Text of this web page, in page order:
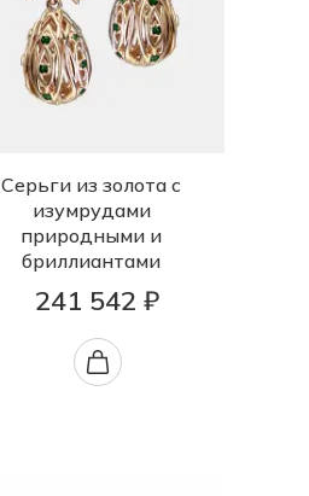
Серьги из золота с
изумрудами
природными и
бриллиантами
241 542 ₽